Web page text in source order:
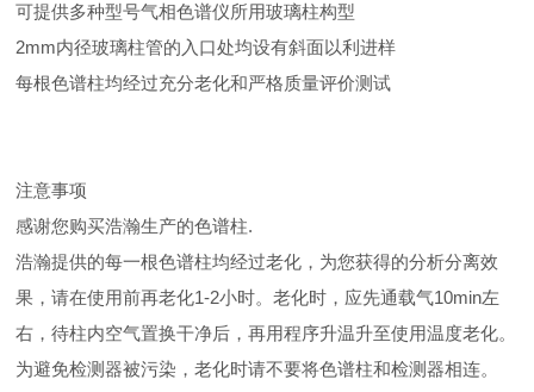
可提供多种型号气相色谱仪所用玻璃柱构型
2mm内径玻璃柱管的入口处均设有斜面以利进样
每根色谱柱均经过充分老化和严格质量评价测试
注意事项
感谢您购买浩瀚生产的色谱柱.
浩瀚提供的每一根色谱柱均经过老化，为您获得的分析分离效
果，请在使用前再老化1-2小时。老化时，应先通载气10min左
右，待柱内空气置换干净后，再用程序升温升至使用温度老化。
为避免检测器被污染，老化时请不要将色谱柱和检测器相连。